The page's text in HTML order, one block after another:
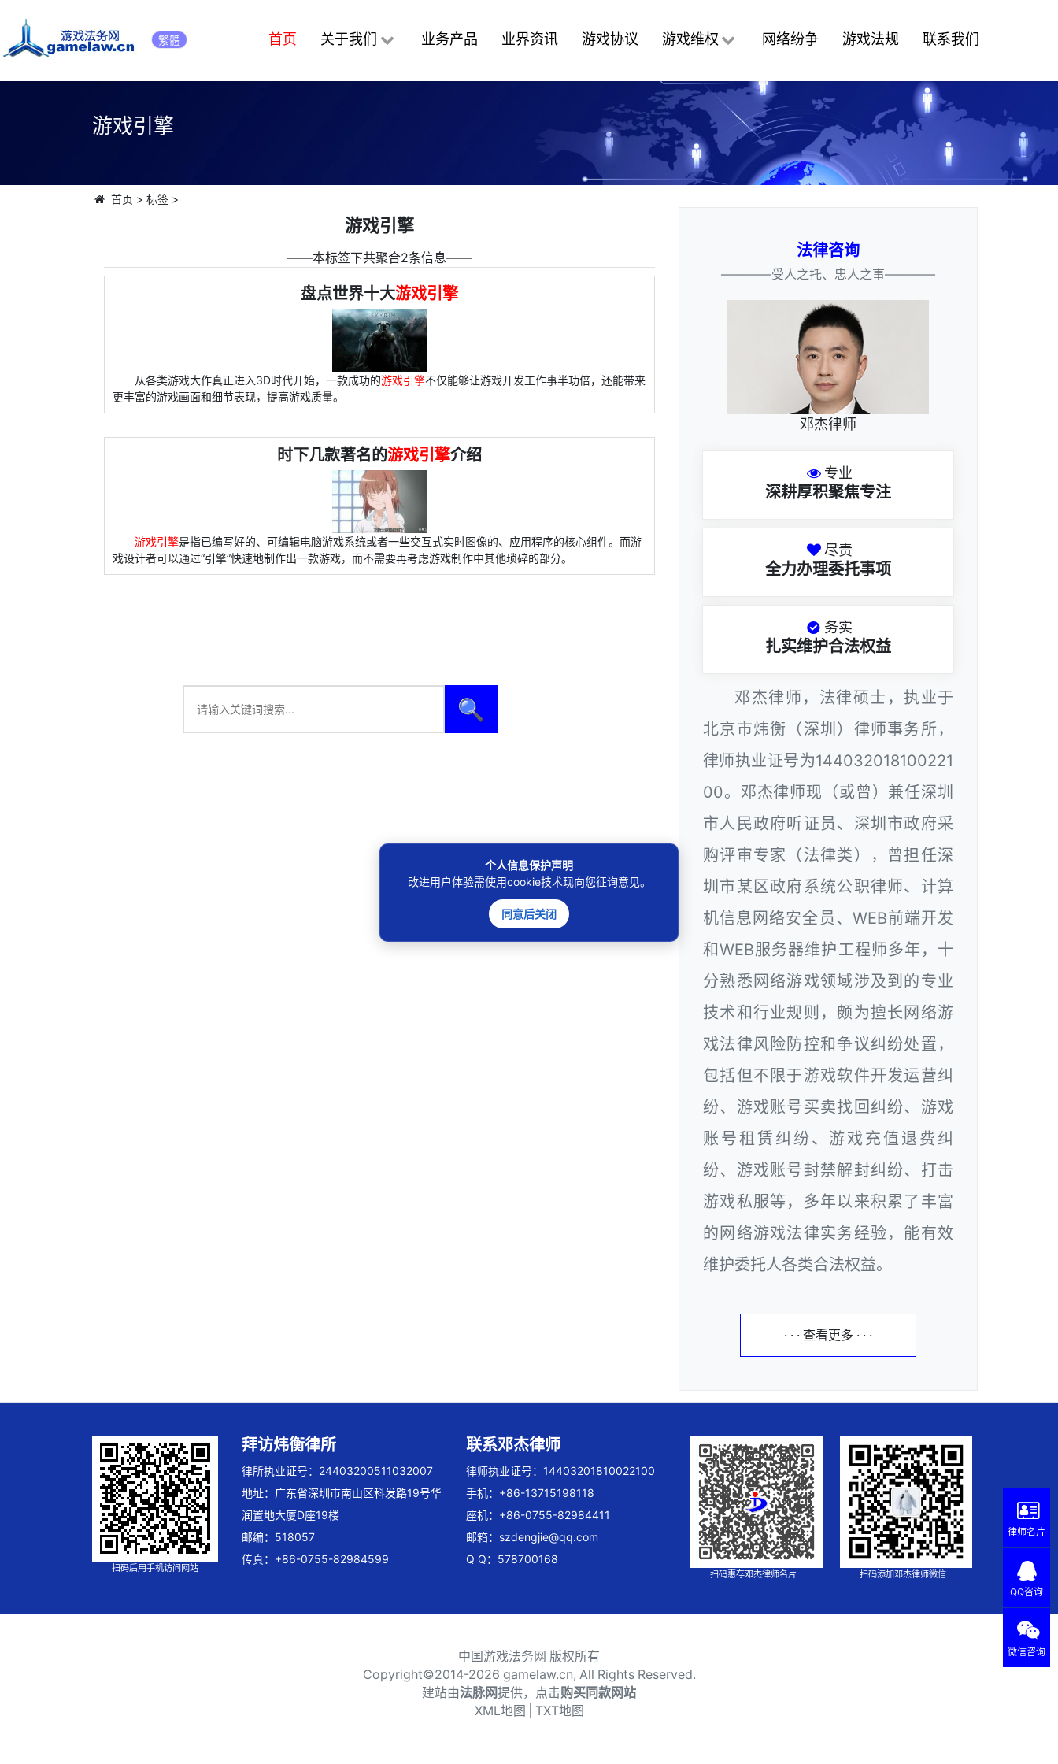
繁體 首页 关于我们 业务产品 业界资讯 游戏协议 游戏维权 网络纷争 游戏法规 联系我们
游戏引擎
首页 > 标签>
游戏引擎
――本标签下共聚合2条信息――
盘点世界十大游戏引擎
从各类游戏大作真正进入3D时代开始，一款成功的游戏引擎不仅能够让游戏开发工作事半功倍，还能带来
更丰富的游戏画面和细节表现，提高游戏质量。
时下几款著名的游戏引擎介绍
游戏引擎是指已编写好的、可编辑电脑游戏系统或者一些交互式实时图像的、应用程序的核心组件。而游
戏设计者可以通过“引擎”快速地制作出一款游戏，而不需要再考虑游戏制作中其他琐碎的部分。
🔍
法律咨询
————受人之托、忠人之事————
邓杰律师
专业
深耕厚积聚焦专注
尽责
全力办理委托事项
务实
扎实维护合法权益
邓杰律师，法律硕士，执业于
北京市炜衡（深圳）律师事务所，
律师执业证号为144032018100221
00。邓杰律师现（或曾）兼任深圳
市人民政府听证员、深圳市政府采
购评审专家（法律类），曾担任深
圳市某区政府系统公职律师、计算
机信息网络安全员、WEB前端开发
和WEB服务器维护工程师多年，十
分熟悉网络游戏领域涉及到的专业
技术和行业规则，颇为擅长网络游
戏法律风险防控和争议纠纷处置，
包括但不限于游戏软件开发运营纠
纷、游戏账号买卖找回纠纷、游戏
账号租赁纠纷、游戏充值退费纠
纷、游戏账号封禁解封纠纷、打击
游戏私服等，多年以来积累了丰富
的网络游戏法律实务经验，能有效
维护委托人各类合法权益。
· · · 查看更多 · · ·
扫码后用手机访问网站
拜访炜衡律所
律所执业证号：24403200511032007
地址：广东省深圳市南山区科发路19号华
润置地大厦D座19楼
邮编：518057
传真：+86-0755-82984599
联系邓杰律师
律师执业证号：14403201810022100
手机：+86-13715198118
座机：+86-0755-82984411
邮箱： szdengjie@qq.com
Q Q：578700168
扫码惠存邓杰律师名片 扫码添加邓杰律师微信
中国游戏法务网 版权所有
Copyright©2014-2026 gamelaw.cn, All Rights Reserved.
建站由法脉网提供，点击购买同款网站
个人信息保护声明
改进用户体验需使用cookie技术现向您征询意见。
同意后关闭
XML地图 TXT地图
律师名片
QQ咨询
微信咨询